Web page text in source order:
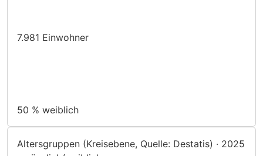
7.981 Einwohner
50 % weiblich
Altersgruppen (Kreisebene, Quelle: Destatis) · 2025